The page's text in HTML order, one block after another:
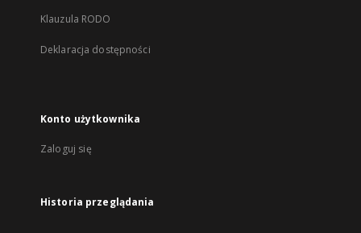
Klauzula RODO
Deklaracja dostępności
Konto użytkownika
Zaloguj się
Historia przeglądania